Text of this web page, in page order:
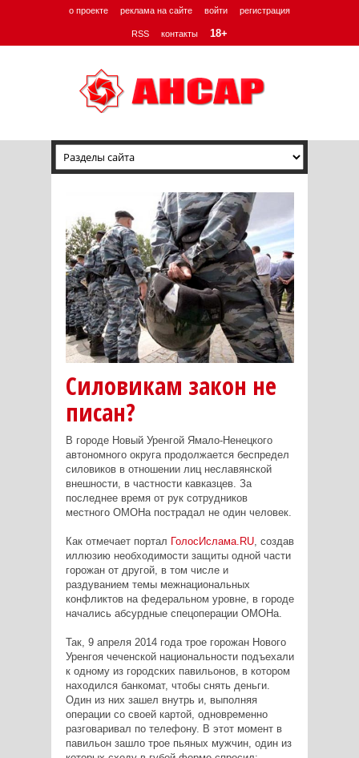
о проекте реклама на сайте войти регистрация
RSS контакты 18+
Силовикам закон не
писан?
В городе Новый Уренгой Ямало-Ненецкого
автономного округа продолжается беспредел
силовиков в отношении лиц неславянской
внешности, в частности кавказцев. За
последнее время от рук сотрудников
местного ОМОНа пострадал не один человек.
Как отмечает портал ГолосИслама.RU, создав
иллюзию необходимости защиты одной части
горожан от другой, в том числе и
раздуванием темы межнациональных
конфликтов на федеральном уровне, в городе
начались абсурдные спецоперации ОМОНа.
Так, 9 апреля 2014 года трое горожан Нового
Уренгоя чеченской национальности подъехали
к одному из городских павильонов, в котором
находился банкомат, чтобы снять деньги.
Один из них зашел внутрь и, выполняя
операции со своей картой, одновременно
разговаривал по телефону. В этот момент в
павильон зашло трое пьяных мужчин, один из